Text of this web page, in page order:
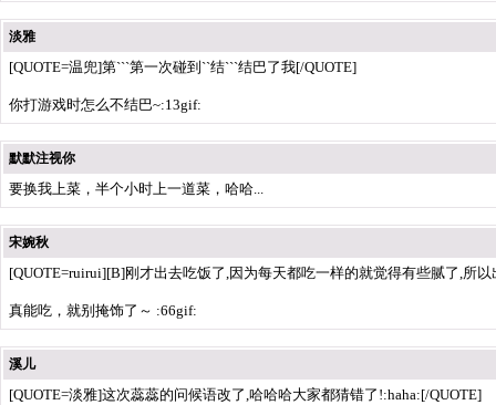
淡雅
[QUOTE=温兜]第```第一次碰到``结```结巴了我[/QUOTE]
你打游戏时怎么不结巴~:13gif:
默默注视你
要换我上菜，半个小时上一道菜，哈哈...
宋婉秋
[QUOTE=ruirui][B]刚才出去吃饭了,因为每天都吃一样的就觉得有些腻了,所
真能吃，就别掩饰了～ :66gif:
溪儿
[QUOTE=淡雅]这次蕊蕊的问候语改了,哈哈哈大家都猜错了!:haha:[/QUOTE]